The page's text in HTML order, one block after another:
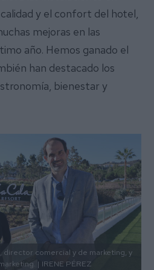
y el confort del hotel,
mejoras en las
año. Hemos ganado el
han destacado los
bienestar y
director comercial y de marketing, y
| IRENE PÉREZ